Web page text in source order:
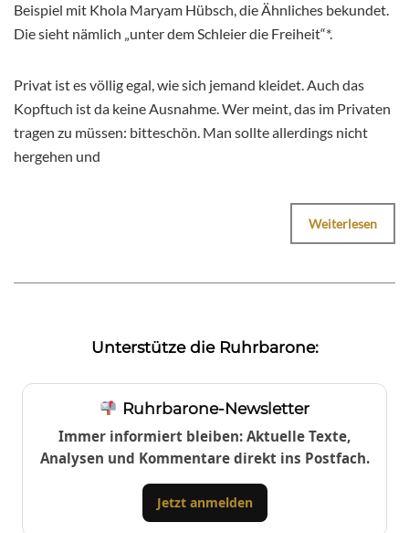
Beispiel mit Khola Maryam Hübsch, die Ähnliches bekundet.
Die sieht nämlich „unter dem Schleier die Freiheit“*.
Privat ist es völlig egal, wie sich jemand kleidet. Auch das
Kopftuch ist da keine Ausnahme. Wer meint, das im Privaten
tragen zu müssen: bitteschön. Man sollte allerdings nicht
hergehen und
Weiterlesen
Unterstütze die Ruhrbarone:
Ruhrbarone-Newsletter
Immer informiert bleiben: Aktuelle Texte,
Analysen und Kommentare direkt ins Postfach.
Jetzt anmelden